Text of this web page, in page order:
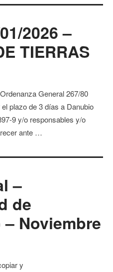
2026 –
TIERRAS
General 267/80
plazo de 3 días a Danubio
9 y/o responsables y/o
ante …
–
de
Noviembre
y